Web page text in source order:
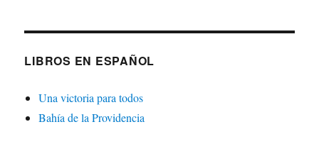
LIBROS EN ESPAÑOL
Una victoria para todos
Bahía de la Providencia